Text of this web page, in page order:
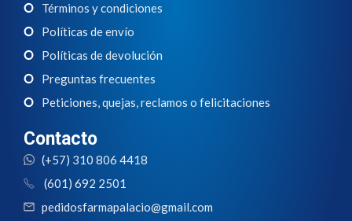
Términos y condiciones
Políticas de envío
Políticas de devolución
Preguntas frecuentes
Peticiones, quejas, reclamos o felicitaciones
Contacto
(+57) 310 806 4418
(601) 692 2501
pedidosfarmapalacio@gmail.com